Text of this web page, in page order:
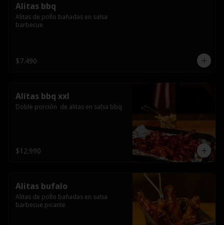
Alitas bbq
Alitas de pollo bañadas en salsa
barbecue
$7.490
Alitas bbq xxl
Doble porción  de alitas en salsa bbq
$12.990
Alitas bufalo
Alitas de pollo bañadas en salsa
barbecue picante